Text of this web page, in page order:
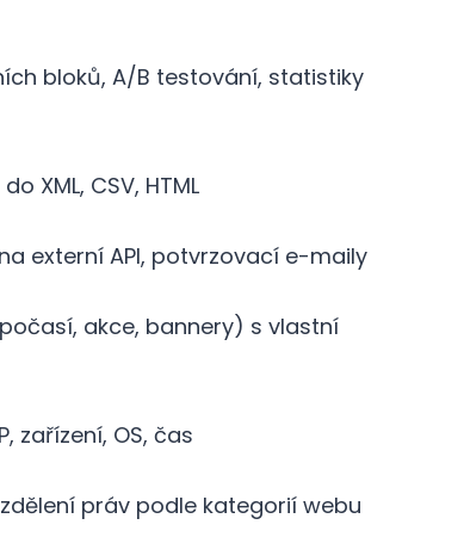
bloků, A/B testování, statistiky
XML, CSV, HTML
externí API, potvrzovací e-maily
akce, bannery) s vlastní
zařízení, OS, čas
práv podle kategorií webu